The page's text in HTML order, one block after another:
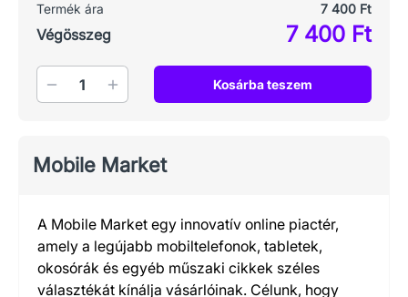
Termék ára 7 400 Ft
Végösszeg 7 400 Ft
Mennyiség Kosárba teszem
Mobile Market
A Mobile Market egy innovatív online piactér,
amely a legújabb mobiltelefonok, tabletek,
okosórák és egyéb műszaki cikkek széles
választékát kínálja vásárlóinak. Célunk, hogy